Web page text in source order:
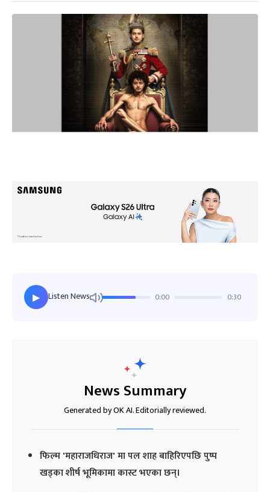
▶ Listen News 0:00 0:30
News Summary
Generated by OK AI. Editorially reviewed.
फिल्म 'महाराजधिराज' मा पल शाह बाहिरिएपछि पुष्प
खड्का शीर्ष भूमिकामा कास्ट भएका छन्।